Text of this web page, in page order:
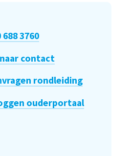
688 3760
contact
rondleiding
ouderportaal